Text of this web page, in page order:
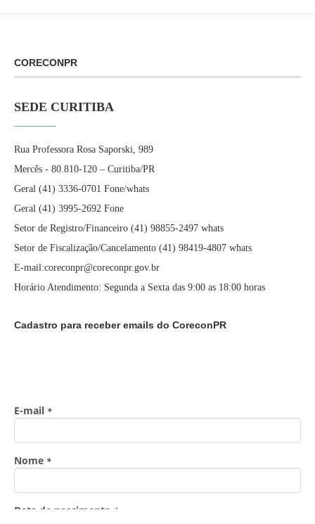
CORECONPR
SEDE CURITIBA
Rua Professora Rosa Saporski, 989
Mercês - 80.810-120 – Curitiba/PR
Geral (41) 3336-0701 Fone/whats
Geral (41) 3995-2692 Fone
Setor de Registro/Financeiro (41) 98855-2497 whats
Setor de Fiscalização/Cancelamento (41) 98419-4807 whats
E-mail:coreconpr@coreconpr.gov.br
Horário Atendimento: Segunda a Sexta das 9:00 as 18:00 horas
Cadastro para receber emails do CoreconPR